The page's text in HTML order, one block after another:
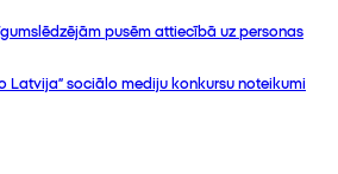
pusēm attiecībā uz personas
Latvija” sociālo mediju konkursu noteikumi